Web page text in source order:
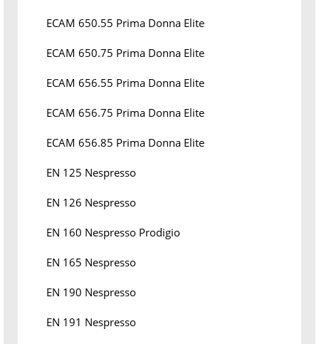
ECAM 650.55 Prima Donna Elite
ECAM 650.75 Prima Donna Elite
ECAM 656.55 Prima Donna Elite
ECAM 656.75 Prima Donna Elite
ECAM 656.85 Prima Donna Elite
EN 125 Nespresso
EN 126 Nespresso
EN 160 Nespresso Prodigio
EN 165 Nespresso
EN 190 Nespresso
EN 191 Nespresso